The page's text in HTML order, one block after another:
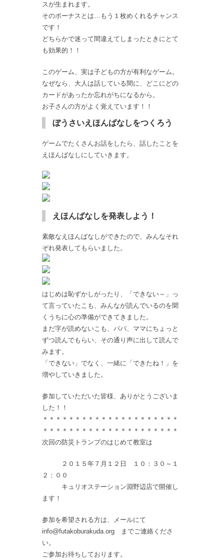
スが生まれます。
そのボーナスとは…もう１枚めくれるチャンス
です！
どちらかで迷って間違えてしまったときにとて
も効果的！！
このゲーム、実は子どもの方が有利なゲーム。
なぜなら、大人は話している間に、どこにどの
カードがあったか忘れがちになるから。
お子さんの方がよく覚えています！！
ぼうさいえほんばなしをつくろう
ゲームでたくさんお話をしたら、話したことを
えほんばなしにしていきます。
えほんばなしを発表しよう！
素敵なえほんばなしができたので、みんなそれ
ぞれ発表してもらいました。
はじめは恥ずかしがったり、「できない～」っ
て言っていたこも、みんなが読んでいるのを聞
くうちに心の準備ができてきました。
まだ字が読めないこも、パパ、ママにちょっと
ずつ読んでもらい、その通り声に出して読んで
みます。
「できない」でなく、一緒に「できたね！」を
増やしていきました。
参加していただいた皆様、ありがとうございま
した！！
＊＊＊＊＊＊＊＊＊＊＊＊＊＊＊＊＊＊＊＊＊
＊＊＊＊＊＊＊＊＊＊＊＊＊＊＊＊＊＊＊＊＊
次回の防災トランプのはじめて教室は
２０１５年７月１２日 １０：３０～１
２：００
キュリオステーション淵野辺店で開催し
ます！
参加を希望される方は、メールにて
info@futakoburakuda.org までご連絡くださ
い。
ご参加お待ちしております。